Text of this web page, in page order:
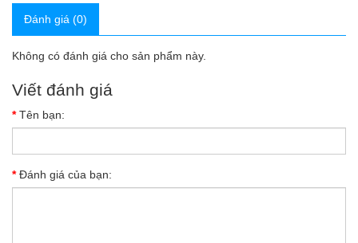
Đánh giá (0)
Không có đánh giá cho sản phẩm này.
Viết đánh giá
Tên bạn:
Đánh giá của bạn: